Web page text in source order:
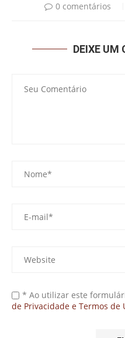
0 comentários
DEIXE UM
* Ao utilizar este
de Privacidade e Termos de